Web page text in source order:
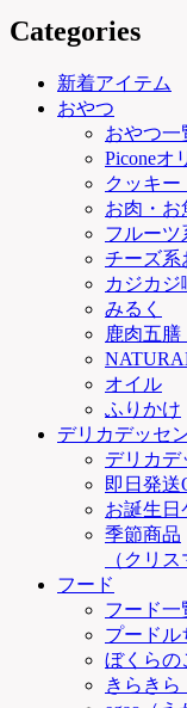
Categories
新着アイテム
おやつ
おやつ一
Piconeオ
クッキー
お肉・お
フルーツ
チーズ系
カジカ
みるく
鹿肉五
オイル
ふりかけ
デリカデッセ
デリカデ
即日発送
お誕生日
季節商品
（クリ
フード
フード一
プードル
ぼくらの
きらきら